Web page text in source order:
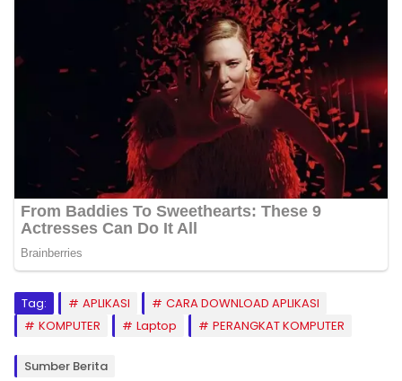
Tag: APLIKASI
CARA DOWNLOAD APLIKASI
KOMPUTER
Laptop PERANGKAT KOMPUTER
Sumber Berita